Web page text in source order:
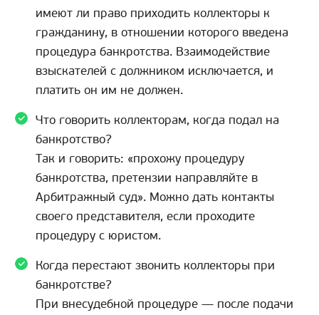
имеют ли право приходить коллекторы к
гражданину, в отношении которого введена
процедура банкротства. Взаимодействие
взыскателей с должником исключается, и
платить он им не должен.
Что говорить коллекторам, когда подал на
банкротство?
Так и говорить: «прохожу процедуру
банкротства, претензии направляйте в
Арбитражный суд». Можно дать контакты
своего представителя, если проходите
процедуру с юристом.
Когда перестают звонить коллекторы при
банкротстве?
При внесудебной процедуре — после подачи